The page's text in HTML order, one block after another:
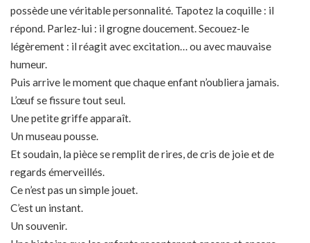
possède une véritable personnalité. Tapotez la coquille : il
répond. Parlez-lui : il grogne doucement. Secouez-le
légèrement : il réagit avec excitation… ou avec mauvaise
humeur.
Puis arrive le moment que chaque enfant n’oubliera jamais.
L’œuf se fissure tout seul.
Une petite griffe apparaît.
Un museau pousse.
Et soudain, la pièce se remplit de rires, de cris de joie et de
regards émerveillés.
Ce n’est pas un simple jouet.
C’est un instant.
Un souvenir.